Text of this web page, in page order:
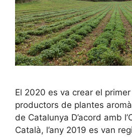
El 2020 es va crear el
productors de plantes
de Catalunya D’acord amb
Català, l’any 2019 es van